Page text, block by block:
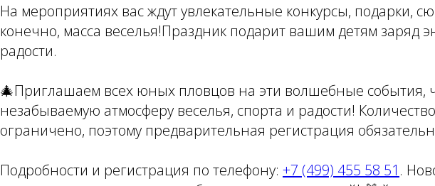
На мероприятиях вас ждут увлекательные конкурсы, подарки,
конечно, масса веселья!Праздник подарит вашим детям заряд
радости.
🎄Приглашаем всех юных пловцов на эти волшебные события,
незабываемую атмосферу веселья, спорта и радости!
ограничено, поэтому предварительная регистрация
Подробности и регистрация по телефону: +7 (499) 455 58 51 .